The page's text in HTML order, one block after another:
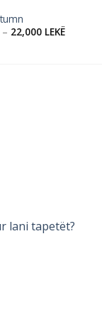
22,000 LEKË
lani tapetët?